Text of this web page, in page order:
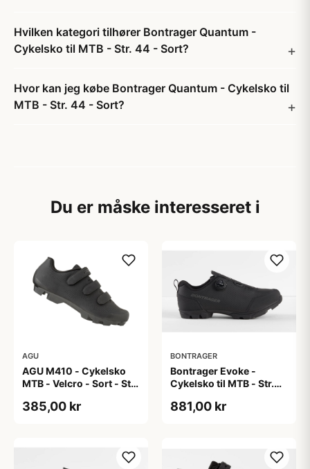
Hvilken kategori tilhører Bontrager Quantum -
Cykelsko til MTB - Str. 44 - Sort?
Hvor kan jeg købe Bontrager Quantum - Cykelsko til
MTB - Str. 44 - Sort?
Du er måske interesseret i
AGU
AGU M410 - Cykelsko
MTB - Velcro - Sort - Str.
385,00 kr
BONTRAGER
Bontrager Evoke -
Cykelsko til MTB - Str.
881,00 kr